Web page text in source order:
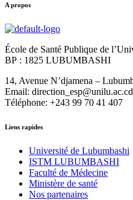
A propos
École de Santé Publique de
BP : 1825 LUBUMBASHI
14, Avenue N’djamena –
Email: direction_esp@unilu.ac.cd
Téléphone: +243 99 70 41 407
Liens rapides
Université de Lubumbashi
ISTM LUBUMBASHI
Faculté de Médecine
Ministère de santé
Nos partenaires